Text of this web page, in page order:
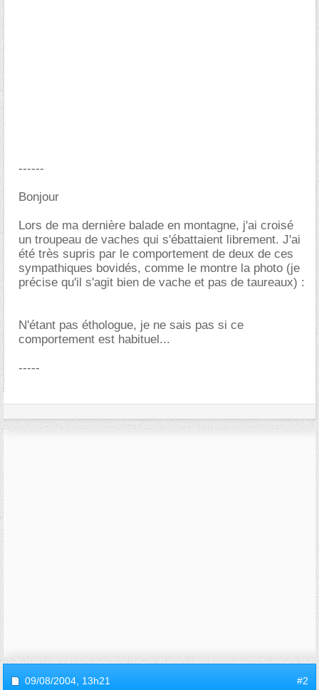
------
Bonjour
Lors de ma dernière balade en montagne, j'ai croisé
un troupeau de vaches qui s'ébattaient librement. J'ai
été très supris par le comportement de deux de ces
sympathiques bovidés, comme le montre la photo (je
précise qu'il s'agit bien de vache et pas de taureaux) :
N'étant pas éthologue, je ne sais pas si ce
comportement est habituel...
-----
09/08/2004, 13h21 #2